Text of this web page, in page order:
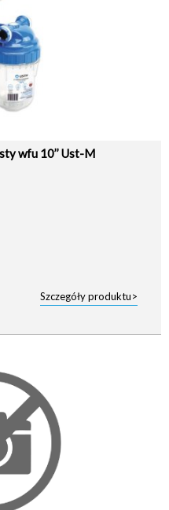
wfu 10’’ Ust-M
Szczegóły produktu>